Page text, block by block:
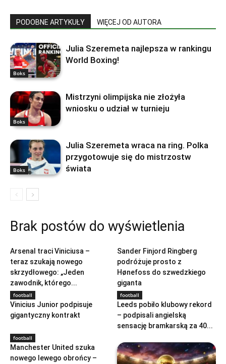
PODOBNE ARTYKUŁY WIĘCEJ OD AUTORA
Boks
Julia Szeremeta najlepsza w rankingu
World Boxing!
Boks
Mistrzyni olimpijska nie złożyła
wniosku o udział w turnieju
Boks
Julia Szeremeta wraca na ring. Polka
przygotowuje się do mistrzostw
świata
Brak postów do wyświetlenia
Arsenal traci Viniciusa –
teraz szukają nowego
skrzydłowego: „Jeden
zawodnik, którego...
Sander Finjord Ringberg
podróżuje prosto z
Hønefoss do szwedzkiego
giganta
football
Vinicius Junior podpisuje
gigantyczny kontrakt
football
Leeds pobiło klubowy rekord
– podpisali angielską
sensację bramkarską za 40...
football
Manchester United szuka
nowego lewego obrońcy –